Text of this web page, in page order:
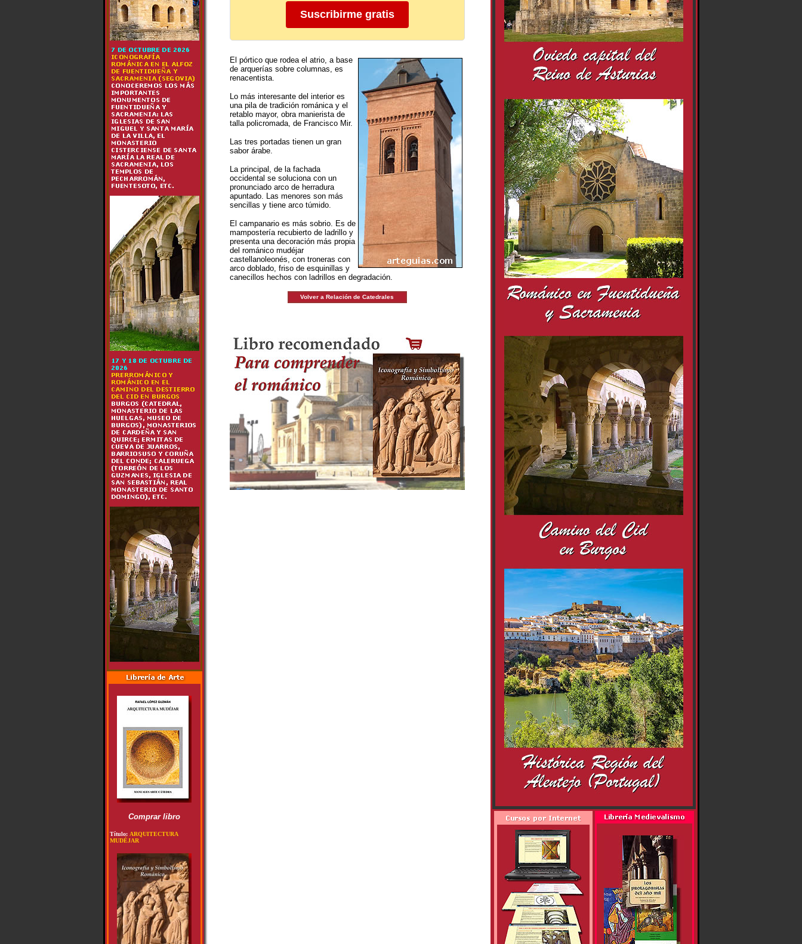
Comprar libro
Título: ARQUITECTURA
MUDÉJAR
Suscribirme gratis
El pórtico que rodea el atrio, a base
de arquerías sobre columnas, es
renacentista.
Lo más interesante del interior es
una pila de tradición románica y el
retablo mayor, obra manierista de
talla policromada, de Francisco Mir.
Las tres portadas tienen un gran
sabor árabe.
La principal, de la fachada
occidental se soluciona con un
pronunciado arco de herradura
apuntado. Las menores son más
sencillas y tiene arco túmido.
El campanario es más sobrio. Es de
mampostería recubierto de ladrillo y
presenta una decoración más propia
del románico mudéjar
castellanoleonés, con troneras con
arco doblado, friso de esquinillas y
canecillos hechos con ladrillos en degradación.
Volver a Relación de Catedrales